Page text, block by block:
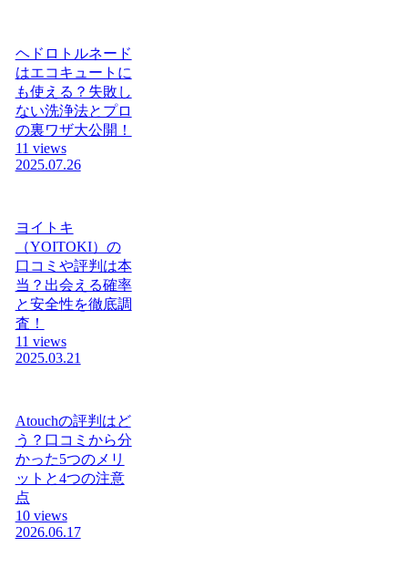
ヘドロトルネード
はエコキュートに
も使える？失敗し
ない洗浄法とプロ
の裏ワザ大公開！
11 views
2025.07.26
ヨイトキ
（YOITOKI）の
口コミや評判は本
当？出会える確率
と安全性を徹底調
査！
11 views
2025.03.21
Atouchの評判はど
う？口コミから分
かった5つのメリ
ットと4つの注意
点
10 views
2026.06.17